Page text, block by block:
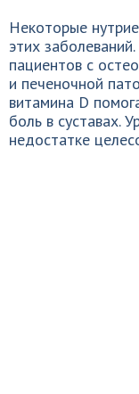
Некоторые
этих
пациентов с
и печеночной
витамина D
боль в суставах.
недостатке